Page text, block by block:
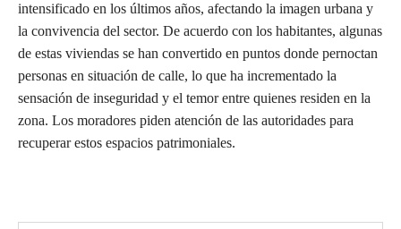
intensificado en los últimos años, afectando la imagen urbana y
la convivencia del sector. De acuerdo con los habitantes, algunas
de estas viviendas se han convertido en puntos donde pernoctan
personas en situación de calle, lo que ha incrementado la
sensación de inseguridad y el temor entre quienes residen en la
zona. Los moradores piden atención de las autoridades para
recuperar estos espacios patrimoniales.